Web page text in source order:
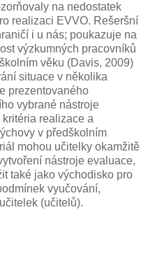
na nedostatek
realizaci EVVO. Rešeršní
i u nás; poukazuje na
výzkumných pracovníků
věku (Davis, 2009)
situace v několika
prezentovaného
vybrané nástroje
realizace a
v předškolním
mohou učitelky okamžitě
nástroje evaluace,
také jako východisko pro
vyučování,
(učitelů).